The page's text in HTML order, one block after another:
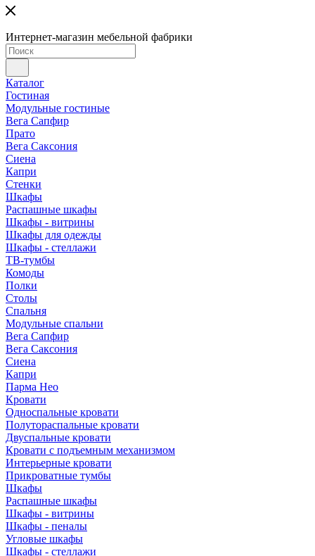
Интернет-магазин мебельной фабрики
Каталог
Гостиная
Модульные гостиные
Вега Сапфир
Прато
Вега Саксония
Сиена
Капри
Стенки
Шкафы
Распашные шкафы
Шкафы - витрины
Шкафы для одежды
Шкафы - стеллажи
ТВ-тумбы
Комоды
Полки
Столы
Спальня
Модульные спальни
Вега Сапфир
Вега Саксония
Сиена
Капри
Парма Нео
Кровати
Односпальные кровати
Полутораспальные кровати
Двуспальные кровати
Кровати с подъемным механизмом
Интерьерные кровати
Прикроватные тумбы
Шкафы
Распашные шкафы
Шкафы - витрины
Шкафы - пеналы
Угловые шкафы
Шкафы - стеллажи